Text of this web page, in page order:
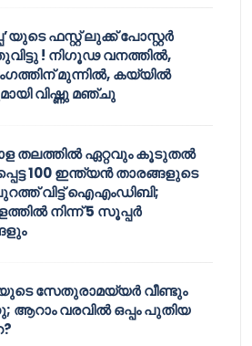
ഫസ്റ്റ് ലുക്ക് പോസ്റ്റർ
! നിഗൂഢ വനത്തിൽ,
മുന്നിൽ, കയ്യിൽ
വിഷ്ണു മഞ്ചു
തലത്തിൽ ഏറ്റവും കൂടുതൽ
100 ഇന്ത്യൻ താരങ്ങളുടെ
പുറത്ത് വിട്ട് ഐഎംഡിബി;
നിന്ന് 5 സൂപ്പർ
സേതുരാമയ്യർ വീണ്ടും
ആറാം വരവിൽ ഒപ്പം പുതിയ